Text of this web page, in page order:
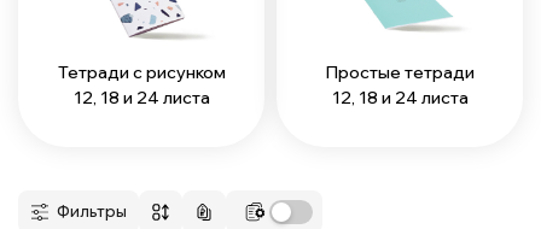
Тетради с рисунком
12, 18 и 24 листа
Простые тетради
12, 18 и 24 листа
Фильтры